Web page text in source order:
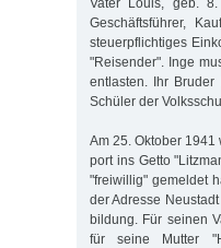
Geschäftsführer,
steuerpflichtiges
"Reisender". Inge
entlasten. Ihr
Schüler der
Am 25. Oktober
port ins Getto
"freiwillig" gemeldet
der Adresse
bildung. Für seinen
für seine Mutter